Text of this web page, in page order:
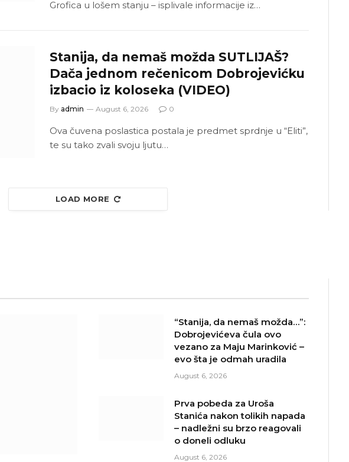
Grofica u lošem stanju – isplivale informacije iz…
Stanija, da nemaš možda SUTLIJAŠ?
Dača jednom rečenicom Dobrojevićku
izbacio iz koloseka (VIDEO)
By admin August 6, 2026 0
Ova čuvena poslastica postala je predmet sprdnje u “Eliti”,
te su tako zvali svoju ljutu…
LOAD MORE
“Stanija, da nemaš možda…”:
Dobrojevićeva čula ovo
vezano za Maju Marinković –
evo šta je odmah uradila
August 6, 2026
Prva pobeda za Uroša
Stanića nakon tolikih napada
– nadležni su brzo reagovali
o doneli odluku
August 6, 2026